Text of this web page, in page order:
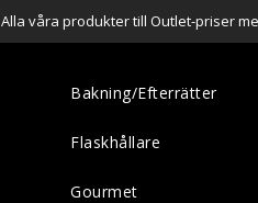
Alla våra produkter till Outlet-priser
Bakning/Efterrätter
Flaskhållare
Gourmet